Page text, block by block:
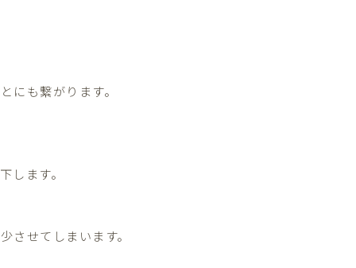
にも繋がります。
します。
させてしまいます。